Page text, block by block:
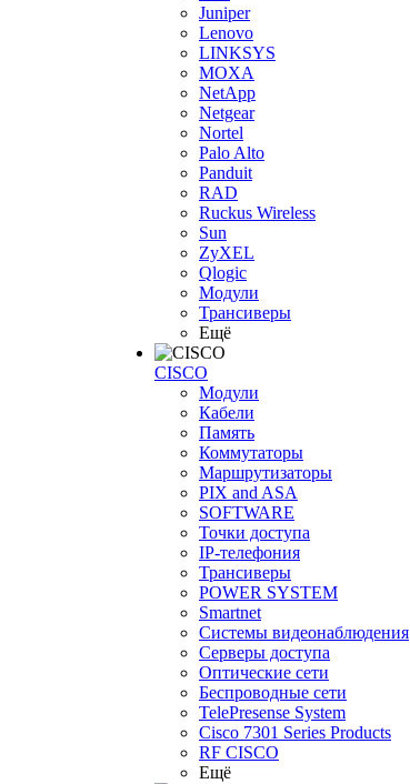
Juniper
Lenovo
LINKSYS
MOXA
NetApp
Netgear
Nortel
Palo Alto
Panduit
RAD
Ruckus Wireless
Sun
ZyXEL
Qlogic
Модули
Трансиверы
Ещё
CISCO
Модули
Кабели
Память
Коммутаторы
Маршрутизаторы
PIX and ASA
SOFTWARE
Точки доступа
IP-телефония
Трансиверы
POWER SYSTEM
Smartnet
Системы видеонаблюдения
Серверы доступа
Оптические сети
Беспроводные сети
TelePresense System
Cisco 7301 Series Products
RF CISCO
Ещё